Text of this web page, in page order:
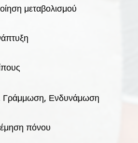
μεταβολισμού
Γράμμωση, Ενδυνάμωση
πόνου